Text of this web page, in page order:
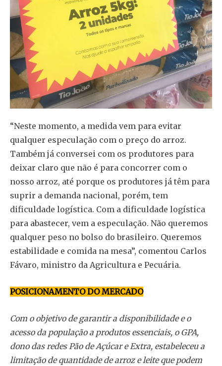
“Neste momento, a medida vem para evitar
qualquer especulação com o preço do arroz.
Também já conversei com os produtores para
deixar claro que não é para concorrer com o
nosso arroz, até porque os produtores já têm para
suprir a demanda nacional, porém, tem
dificuldade logística. Com a dificuldade logística
para abastecer, vem a especulação. Não queremos
qualquer peso no bolso do brasileiro. Queremos
estabilidade e comida na mesa”, comentou Carlos
Fávaro, ministro da Agricultura e Pecuária.
POSICIONAMENTO DO MERCADO
Com o objetivo de garantir a disponibilidade e o
acesso da população a produtos essenciais, o GPA,
dono das redes Pão de Açúcar e Extra, estabeleceu a
limitação de quantidade de arroz e leite que podem